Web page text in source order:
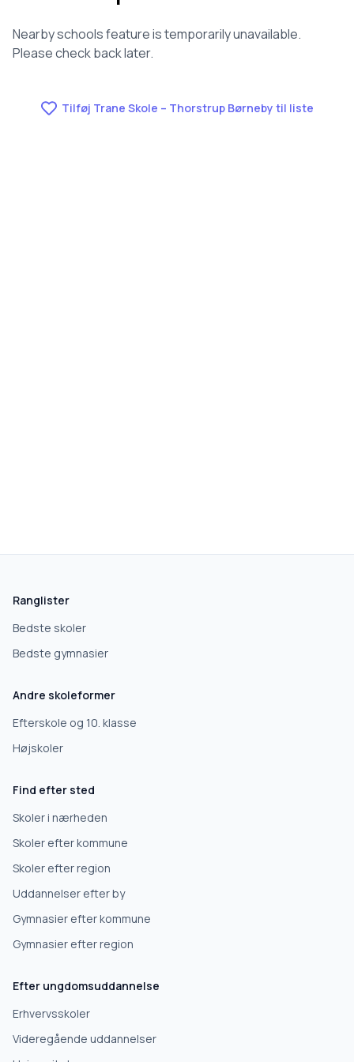
Nearby schools feature is temporarily unavailable.
Please check back later.
Tilføj Trane Skole – Thorstrup Børneby til liste
Ranglister
Bedste skoler
Bedste gymnasier
Andre skoleformer
Efterskole og 10. klasse
Højskoler
Find efter sted
Skoler i nærheden
Skoler efter kommune
Skoler efter region
Uddannelser efter by
Gymnasier efter kommune
Gymnasier efter region
Efter ungdomsuddannelse
Erhvervsskoler
Videregående uddannelser